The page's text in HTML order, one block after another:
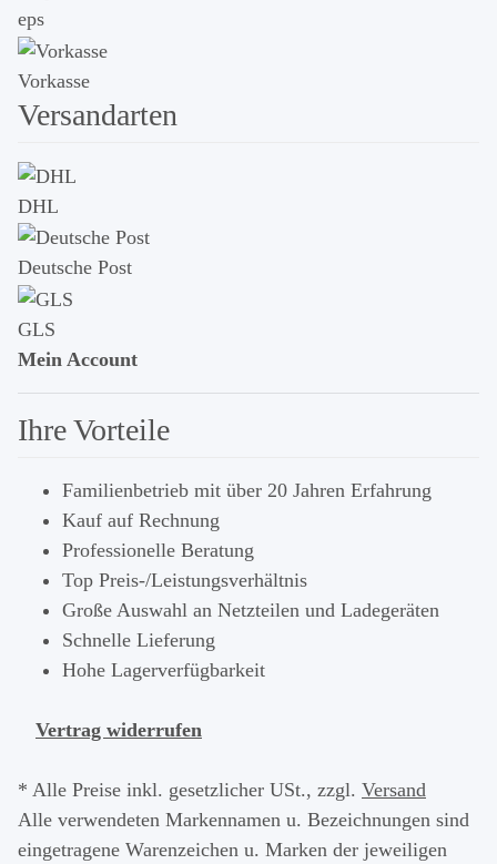
eps
Vorkasse
Versandarten
DHL
Deutsche Post
GLS
Mein Account
Ihre Vorteile
Familienbetrieb mit über 20 Jahren Erfahrung
Kauf auf Rechnung
Professionelle Beratung
Top Preis-/Leistungsverhältnis
Große Auswahl an Netzteilen und Ladegeräten
Schnelle Lieferung
Hohe Lagerverfügbarkeit
Vertrag widerrufen
* Alle Preise inkl. gesetzlicher USt., zzgl. Versand
Alle verwendeten Markennamen u. Bezeichnungen sind
eingetragene Warenzeichen u. Marken der jeweiligen